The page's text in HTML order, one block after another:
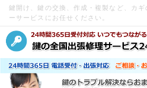
鍵開け、鍵の交換、作成・複製など、カ
ーサービスにお任せください。